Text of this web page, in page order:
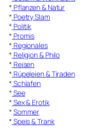
* Pflanzen & Natur
* Poetry Slam
* Politik
* Promis
* Regionales
* Religion & Philo
* Reisen
* Rüpeleien & Tiraden
* Schlafen
* See
* Sex & Erotik
* Sommer
* Speis & Trank